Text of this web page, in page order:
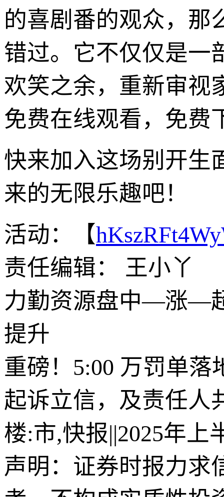
的喜剧番的观众，那
错过。它不仅仅是一
欢笑之余，重新审视
免费在线观看，免费
快来加入这场别开生
来的无限乐趣吧！
活动：【
责任编辑： 王小丫
力勤资源盘中—涨—
提升
重磅！5:00 万罚单
起诉立信，及责任人
楼:市,快报||2025年
声明：证券时报力求